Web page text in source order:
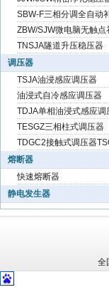
SBW-F三相分调全自动
ZBW/SJW微电脑无触点
TNSJA隧道升压稳压器
调压器
TSJA油浸感应调压器
油浸式自冷感应调压器
TDJA单相油浸式感应调
TESGZ三相柱式调压器
TDGC2接触式调压器
熔断器
快速熔断器
静电发生器
全